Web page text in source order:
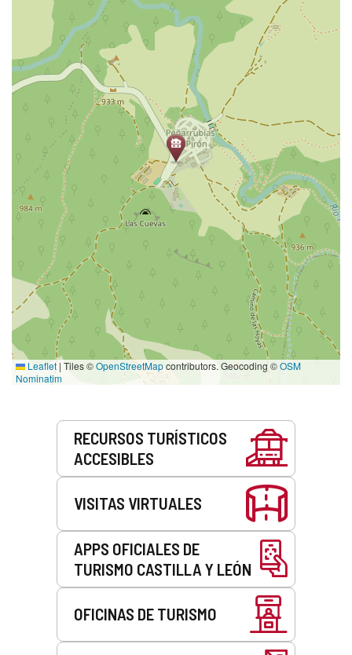
Leaflet | Tiles ©OpenStreetMapcontributors. Geocoding ©OSM
Nominatim
RECURSOS TURÍSTICOS
ACCESIBLES
VISITAS VIRTUALES
APPS OFICIALES DE
TURISMO CASTILLA Y LEÓN
OFICINAS DE TURISMO